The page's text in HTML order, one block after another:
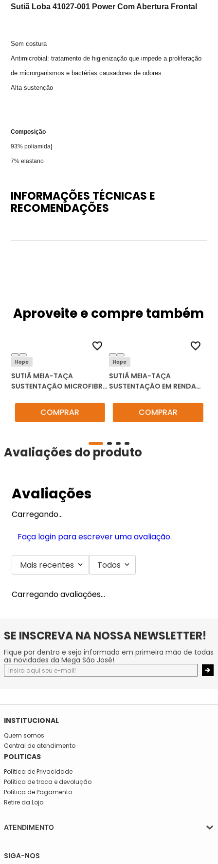
Sutiã Loba 41027-001 Power Com Abertura Frontal
Sem costura
Antimicrobial: tratamento de higienização que impede a proliferação
de microrganismos e bactérias causadores de odores.
Alta sustenção
Composição
93% poliamida|
7% elastano
INFORMAÇÕES TÉCNICAS E
RECOMENDAÇÕES
Aproveite e compre também
Hope
SUTIÃ MEIA-TAÇA
SUSTENTAÇÃO MICROFIBRA
COMPRAR
Hope
SUTIÃ MEIA-TAÇA
SUSTENTAÇÃO EM RENDA
COMPRAR
Avaliações do produto
Avaliações
Carregando…
Faça login para escrever uma avaliação.
Mais recentes Todos
Carregando avaliações…
SE INSCREVA NA NOSSA NEWSLETTER!
Fique por dentro e seja informado em primeira mão de todas
as novidades da Mega São José!
INSTITUCIONAL
Quem somos
Central de atendimento
POLITICAS
Política de Privacidade
Política de troca e devolução
Política de Pagamento
Retire da Loja
ATENDIMENTO
Sexta, das 08:30 às 16h30.
SIGA-NOS